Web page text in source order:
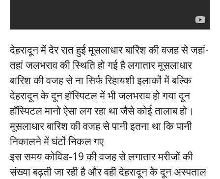
देहरादून में देर रात हुई मूसलाधार बारिश की वजह से जहां-
तहां जलभराव की स्थिति हो गई है लगातार मूसलाधार
बारिश की वजह से ना सिर्फ रिहायशी इलाकों में बल्कि
देहरादून के दून हॉस्पिटल में भी जलभराव हो गया दून
हॉस्पिटल मानो ऐसा लग रहा था जैसे कोई तालाब हो।
मूसलाधार बारिश की वजह से पानी इतना था कि पानी
निकालने में घंटों निकल गए
इस समय कोविड-19 की वजह से लगातार मरीजों की
संख्या बढ़ती जा रही है और वही देहरादून के दून अस्पताल